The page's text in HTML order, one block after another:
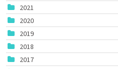
2021
2020
2019
2018
2017